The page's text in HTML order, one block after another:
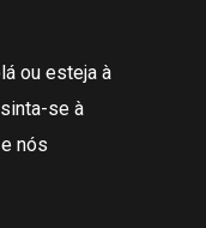
ou esteja à
se à
nós